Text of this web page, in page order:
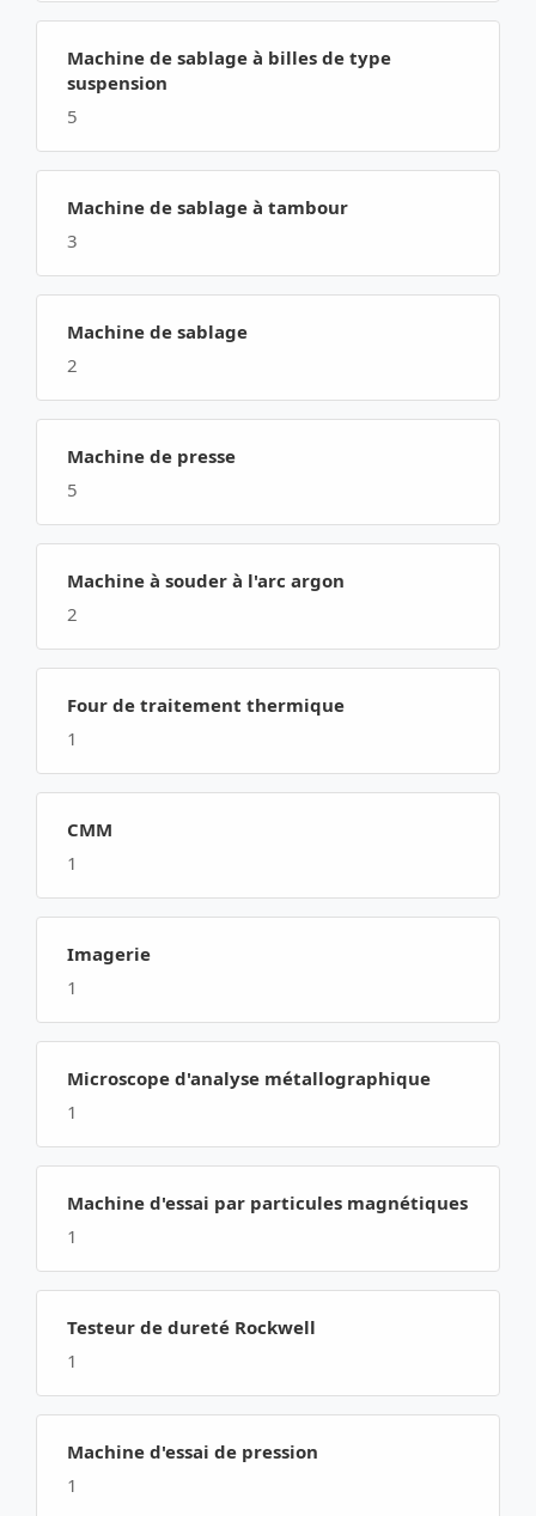
Machine de sablage à billes de type
suspension
5
Machine de sablage à tambour
3
Machine de sablage
2
Machine de presse
5
Machine à souder à l'arc argon
2
Four de traitement thermique
1
CMM
1
Imagerie
1
Microscope d'analyse métallographique
1
Machine d'essai par particules magnétiques
1
Testeur de dureté Rockwell
1
Machine d'essai de pression
1